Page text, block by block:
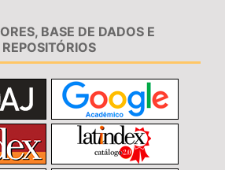
BASE DE DADOS E
REPOSITÓRIOS